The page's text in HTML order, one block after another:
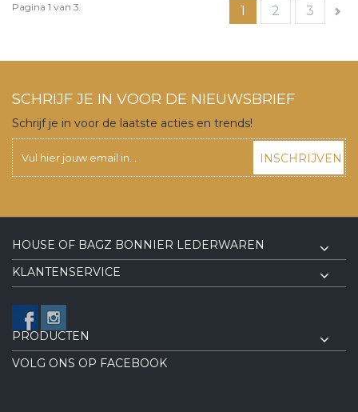
Pagina 1 van 3 1 2 3
SCHRIJF JE IN VOOR DE NIEUWSBRIEF
Schrijf je in voor de laatste acties en trends!
INSCHRIJVEN
HOUSE OF BAGZ BONNIER LEDERWAREN
KLANTENSERVICE
PRODUCTEN
VOLG ONS OP FACEBOOK